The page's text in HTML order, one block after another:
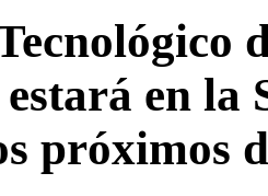
en la
próximos